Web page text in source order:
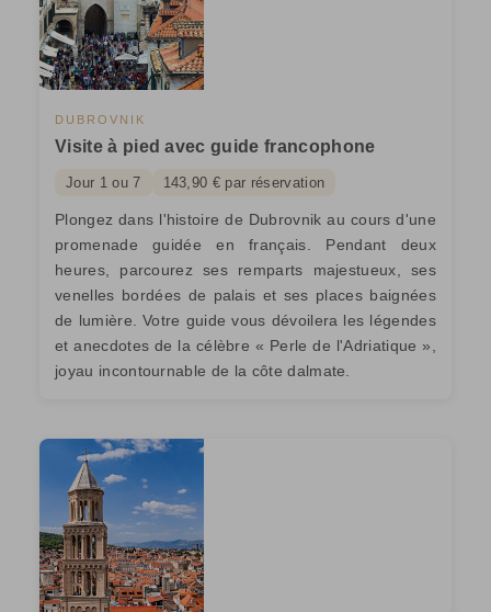
DUBROVNIK
Visite à pied avec guide francophone
Jour 1 ou 7 143,90 € par réservation
Plongez dans l'histoire de Dubrovnik au cours d'une
promenade guidée en français. Pendant deux
heures, parcourez ses remparts majestueux, ses
venelles bordées de palais et ses places baignées
de lumière. Votre guide vous dévoilera les légendes
et anecdotes de la célèbre « Perle de l'Adriatique »,
joyau incontournable de la côte dalmate.